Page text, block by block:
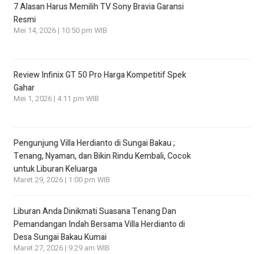
7 Alasan Harus Memilih TV Sony Bravia Garansi
Resmi
Mei 14, 2026 | 10:50 pm WIB
Review Infinix GT 50 Pro Harga Kompetitif Spek
Gahar
Mei 1, 2026 | 4:11 pm WIB
Pengunjung Villa Herdianto di Sungai Bakau ;
Tenang, Nyaman, dan Bikin Rindu Kembali, Cocok
untuk Liburan Keluarga
Maret 29, 2026 | 1:00 pm WIB
Liburan Anda Dinikmati Suasana Tenang Dan
Pemandangan Indah Bersama Villa Herdianto di
Desa Sungai Bakau Kumai
Maret 27, 2026 | 9:29 am WIB